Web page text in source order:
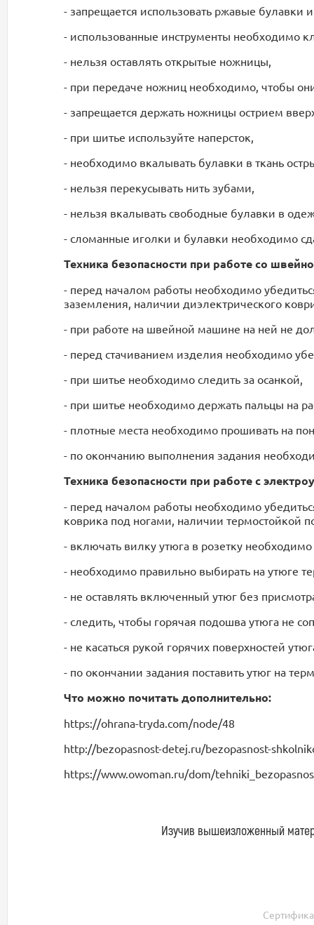
- запрещается использовать ржавые булавки
- использованные инструменты необходимо
- нельзя оставлять открытые ножницы,
- при передаче ножниц необходимо, чтобы
- запрещается держать ножницы острием
- при шитье используйте наперсток,
- необходимо вкалывать булавки в ткань
- нельзя перекусывать нить зубами,
- нельзя вкалывать свободные булавки в
- сломанные иголки и булавки необходимо
Техника безопасности при работе со
- перед началом работы необходимо
заземления, наличии диэлектрического
- при работе на швейной машине на ней не
- перед стачиванием изделия необходимо
- при шитье необходимо следить за осанкой,
- при шитье необходимо держать пальцы на
- плотные места необходимо прошивать на
- по окончанию выполнения задания
Техника безопасности при работе с
- перед началом работы необходимо
коврика под ногами, наличии термостойкой
- включать вилку утюга в розетку
- необходимо правильно выбирать на утюге
- не оставлять включенный утюг без
- следить, чтобы горячая подошва утюга не
- не касаться рукой горячих поверхностей
- по окончании задания поставить утюг на
Что можно почитать дополнительно:
https://ohrana-tryda.com/node/48
http://bezopasnost-detej.ru/bezopasnost-
https://www.owoman.ru/dom/
Изучив вышеизложенный